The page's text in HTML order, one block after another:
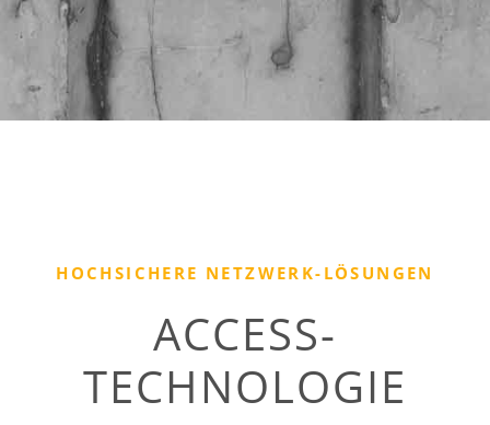
HOCHSICHERE NETZWERK-LÖSUNGEN
ACCESS-
TECHNOLOGIE